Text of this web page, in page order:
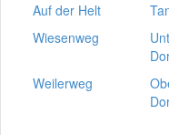
Auf der Helt
Wiesenweg
Weilerweg